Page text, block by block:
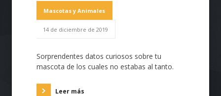
Mascotas y Animales
14 de diciembre de 2019
Sorprendentes datos curiosos sobre tu
mascota de los cuales no estabas al tanto.
Leer más